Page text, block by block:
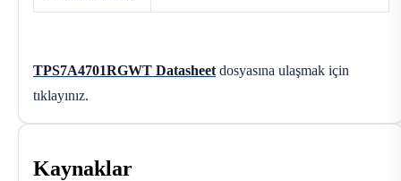
TPS7A4701RGWT Datasheet dosyasına ulaşmak için
tıklayınız.
Kaynaklar